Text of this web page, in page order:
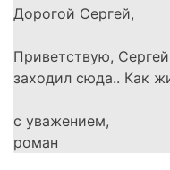
Дорогой Сергей,
Приветствую,
заходил сюда.. Как
с уважением,
роман